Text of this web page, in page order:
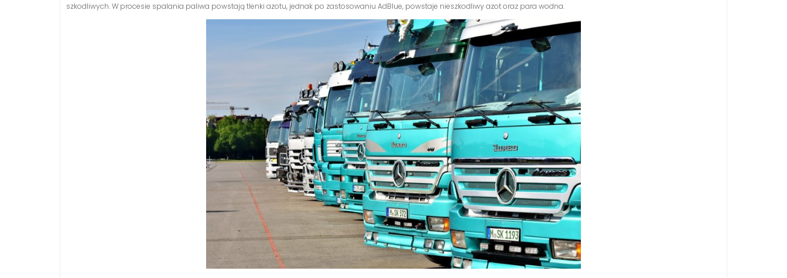
szkodliwych. W procesie spalania paliwa powstają tlenki azotu, jednak po zastosowaniu AdBlue, powstaje nieszkodliwy azot oraz para wodna.